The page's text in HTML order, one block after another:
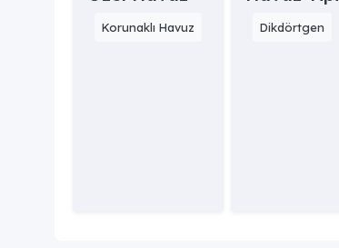
Korunaklı Havuz Dikdörtgen